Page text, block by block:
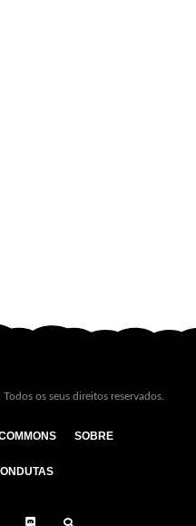
os seus direitos reservados.
SOBRE